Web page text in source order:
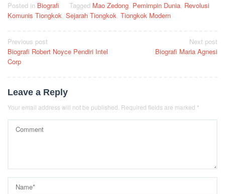
Posted in Biografi Tagged Mao Zedong, Pemimpin Dunia, Revolusi
Komunis Tiongkok, Sejarah Tiongkok, Tiongkok Modern
Post
navigation
Previous post
Biografi Robert Noyce Pendiri Intel
Corp
Next post
Biografi Maria Agnesi
Leave a Reply
Your email address will not be published. Required fields are marked *